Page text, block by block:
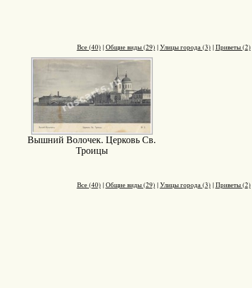
Все (40) | Общие виды (29) | Улицы города (3) | Приветы (2)
Вышний Волочек. Церковь Св.
Троицы
Все (40) | Общие виды (29) | Улицы города (3) | Приветы (2)